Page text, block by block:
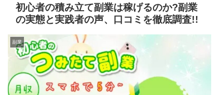
初心者の積み立て副業は稼げるのか?副業
の実態と実践者の声、口コミを徹底調査!!
副業